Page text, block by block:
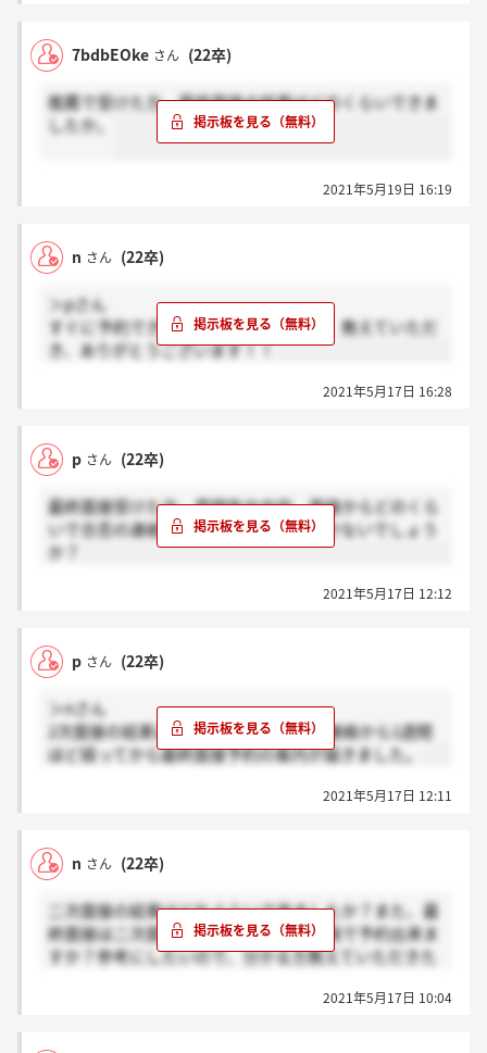
7bdbEOke さん (22卒)
推薦で受けた方、最終面接の結果はどのくらいできま
したか。
2021年5月19日 16:19
n さん (22卒)
＞pさん
すぐに予約できる訳ではないのですね。教えていただ
き、ありがとうございます！！
2021年5月17日 16:28
p さん (22卒)
最終面接受けた方、雰囲気や内容、面接からどのくら
いで合否の連絡が来たか教えていただけないでしょう
か？
2021年5月17日 12:12
p さん (22卒)
＞nさん
2次面接の結果は私の場合2日後、その連絡から1週間
ほど経ってから最終面接予約の案内が届きました。
2021年5月17日 12:11
n さん (22卒)
二次面接の結果はどれぐらいで来ましたか？また、最
終面接は二次面接からどれくらいの間隔で予約出来ま
すか？参考にしたいので、分かる方教えていただきた
2021年5月17日 10:04